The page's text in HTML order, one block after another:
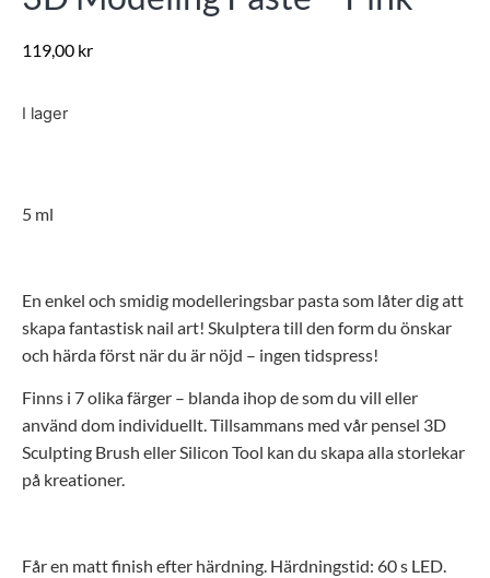
119,00 kr
I lager
5 ml
En enkel och smidig modelleringsbar pasta som låter dig att
skapa fantastisk nail art! Skulptera till den form du önskar
och härda först när du är nöjd – ingen tidspress!
Finns i 7 olika färger – blanda ihop de som du vill eller
använd dom individuellt. Tillsammans med vår pensel 3D
Sculpting Brush eller Silicon Tool kan du skapa alla storlekar
på kreationer.
Får en matt finish efter härdning. Härdningstid: 60 s LED.